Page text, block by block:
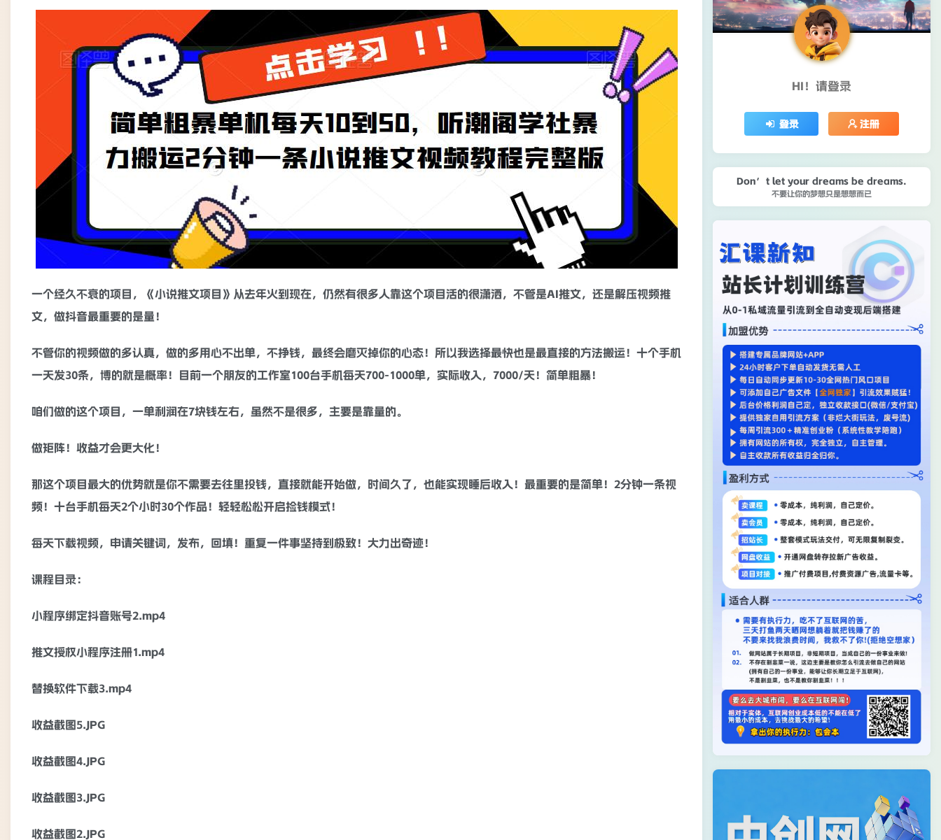
一个经久不衰的项目，《小说推文项目》从去年火到现在，仍然有很多人靠这个项目活的很潇洒，不管是AI推文，还是解压视频推
文，做抖音最重要的是量！
不管你的视频做的多认真，做的多用心不出单，不挣钱，最终会磨灭掉你的心态！所以我选择最快也是最直接的方法搬运！十个手机
一天发30条，博的就是概率！目前一个朋友的工作室100台手机每天700-1000单，实际收入，7000/天！简单粗暴！
咱们做的这个项目，一单利润在7块钱左右，虽然不是很多，主要是靠量的。
做矩阵！收益才会更大化！
那这个项目最大的优势就是你不需要去往里投钱，直接就能开始做，时间久了，也能实现睡后收入！最重要的是简单！2分钟一条视
频！十台手机每天2个小时30个作品！轻轻松松开启捡钱模式！
每天下载视频，申请关键词，发布，回填！重复一件事坚持到极致！大力出奇迹！
课程目录：
小程序绑定抖音账号2.mp4
推文授权小程序注册1.mp4
替换软件下载3.mp4
收益截图5.JPG
收益截图4.JPG
收益截图3.JPG
收益截图2.JPG
HI！请登录
登录 注册
Don’t let your dreams be dreams.
不要让你的梦想只是想想而已